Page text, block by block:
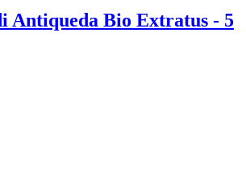
Antiqueda Bio Extratus - 5